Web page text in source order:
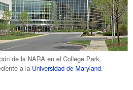
de la NARA en el College Park,
a la Universidad de Maryland.